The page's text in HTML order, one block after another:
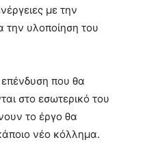
με την
την υλοποίηση του
επένδυση που θα
στο εσωτερικό του
το έργο θα
νέο κόλλημα.